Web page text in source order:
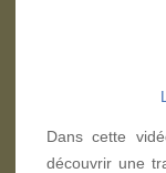
Dans cette
découvrir une